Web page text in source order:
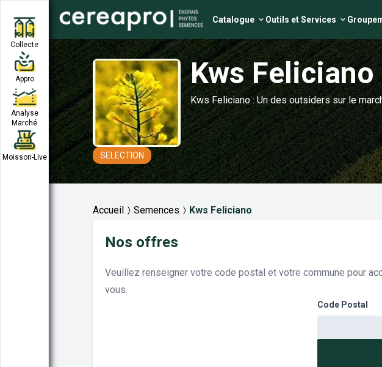
Collecte
Appro
Analyse
Marché
Moisson-Live
Catalogue Outils et Services
Kws Feliciano
Kws Feliciano : Un des outsiders sur le
SELECTION
Accueil Semences Kws Feliciano
Nos offres
Veuillez renseigner votre code postal et votre commune pour
vous.
Code Postal